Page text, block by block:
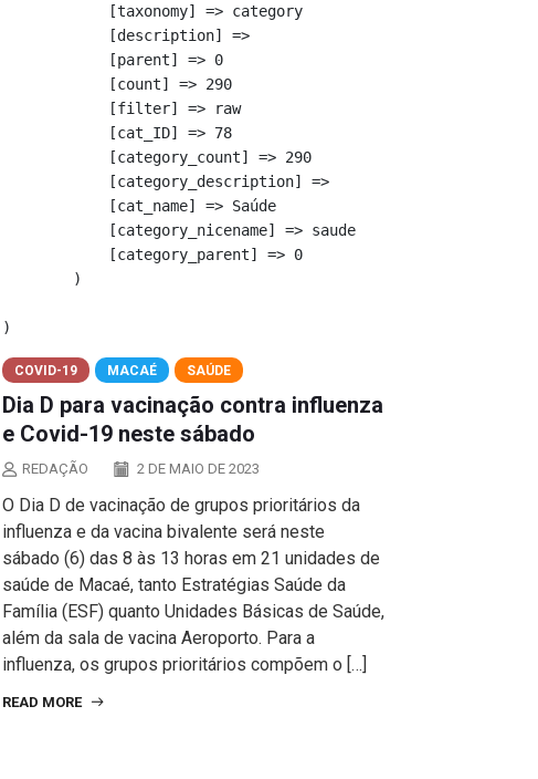
            [taxonomy] => category
            [description] =>
            [parent] => 0
            [count] => 290
            [filter] => raw
            [cat_ID] => 78
            [category_count] => 290
            [category_description] =>
            [cat_name] => Saúde
            [category_nicename] => saude
            [category_parent] => 0
        )
COVID-19 MACAÉ SAÚDE
Dia D para vacinação contra influenza
e Covid-19 neste sábado
REDAÇÃO 2 DE MAIO DE 2023
O Dia D de vacinação de grupos prioritários da
influenza e da vacina bivalente será neste
sábado (6) das 8 às 13 horas em 21 unidades de
saúde de Macaé, tanto Estratégias Saúde da
Família (ESF) quanto Unidades Básicas de Saúde,
além da sala de vacina Aeroporto. Para a
influenza, os grupos prioritários compõem o […]
READ MORE